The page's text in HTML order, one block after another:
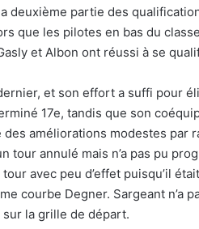
deuxième partie des
que les pilotes en bas du
et Albon ont réussi à se
et son effort a suffi pour
17e, tandis que son
améliorations modestes par
tour annulé mais n’a pas pu
avec peu d’effet puisqu’il
courbe Degner. Sargeant n’a
sur la grille de départ.